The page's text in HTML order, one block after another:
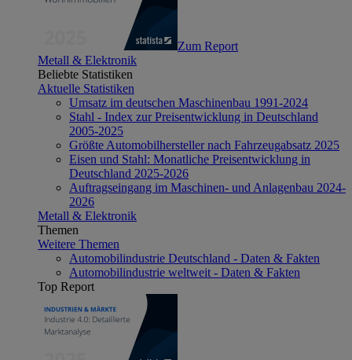
Zum Report
Metall & Elektronik
Beliebte Statistiken
Aktuelle Statistiken
Umsatz im deutschen Maschinenbau 1991-2024
Stahl - Index zur Preisentwicklung in Deutschland
2005-2025
Größte Automobilhersteller nach Fahrzeugabsatz 2025
Eisen und Stahl: Monatliche Preisentwicklung in
Deutschland 2025-2026
Auftragseingang im Maschinen- und Anlagenbau 2024-
2026
Metall & Elektronik
Themen
Weitere Themen
Automobilindustrie Deutschland - Daten & Fakten
Automobilindustrie weltweit - Daten & Fakten
Top Report